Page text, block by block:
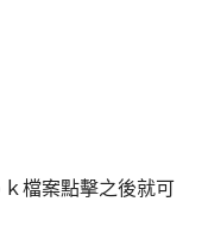
檔案點擊之後就可